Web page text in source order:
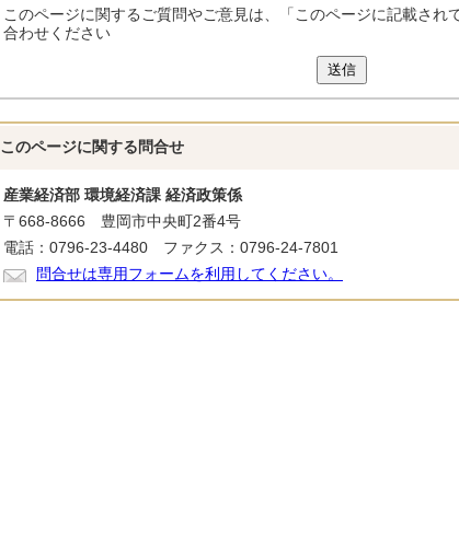
このページに関するご質問やご意見は、「このページに記載され
合わせください
送信
このページに関する 問合せ
産業経済部 環境経済課 経済政策係
〒668-8666 豊岡市中央町2番4号
電話：0796-23-4480 ファクス：0796-24-7801
問合せは専用フォームを利用してください。